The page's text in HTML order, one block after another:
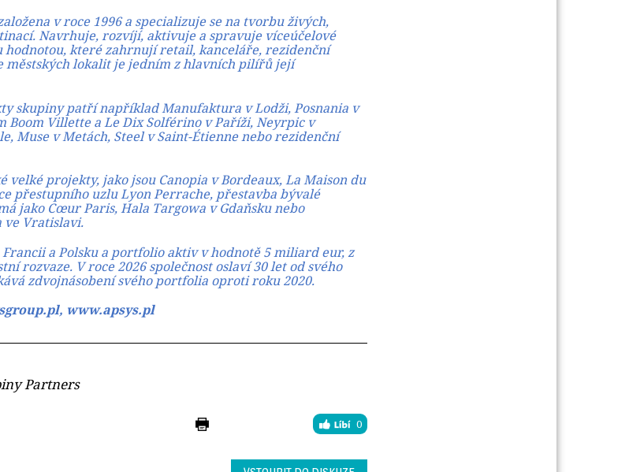
v roce 1996 a specializuje se na tvorbu živých,
Navrhuje, rozvíjí, aktivuje a spravuje víceúčelové
hodnotou, které zahrnují retail, kanceláře, rezidenční
městských lokalit je jedním z hlavních pilířů její
skupiny patří například Manufaktura v Lodži, Posnania v
Boom Villette a Le Dix Solférino v Paříži, Neyrpic v
Muse v Metách, Steel v Saint-Étienne nebo rezidenční
velké projekty, jako jsou Canopia v Bordeaux, La Maison du
přestupního uzlu Lyon Perrache, přestavba bývalé
jako Cœur Paris, Hala Targowa v Gdaňsku nebo
Vratislavi.
a Polsku a portfolio aktiv v hodnotě 5 miliard eur, z
rozvaze. V roce 2026 společnost oslaví 30 let od svého
zdvojnásobení svého portfolia oproti roku 2020.
www.apsys.pl
Partners
0